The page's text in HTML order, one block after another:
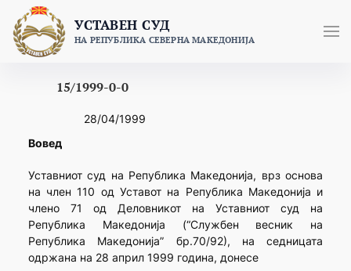
content
УСТАВЕН СУД
НА РЕПУБЛИКА СЕВЕРНА МАКЕДОНИЈА
15/1999-0-0
28/04/1999
Вовед
Уставниот суд на Република Македонија, врз основа
на член 110 од Уставот на Република Македонија и
члено 71 од Деловникот на Уставниот суд на
Република Македонија (“Службен весник на
Република Македонија” бр.70/92), на седницата
одржана на 28 април 1999 година, донесе